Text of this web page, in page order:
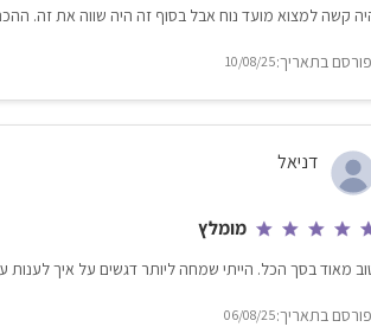
קשה למצוא מועד נוח אבל בסוף זה היה שווה את זה.
10/08/25
דניאל
מומלץ
מאוד בסך הכל. הייתי שמחה ליותר דגשים על איך לענות
06/08/25